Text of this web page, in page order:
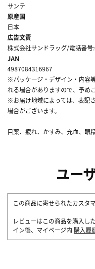
サンテ
原産国
日本
広告文責
株式会社サンドラッグ/電話番
JAN
4987084316967
※パッケージ・デザイン・内容
れる場合がありますので、予め
※お届け地域によっては、表記
場合がございます。
目薬、疲れ、かすみ、充血、眼
ユー
この商品に寄せられたカスタ
レビューはこの商品を購入し
イン後、マイページ内 購入履